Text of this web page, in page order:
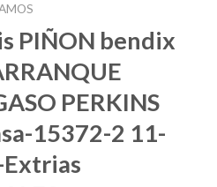
PIÑON bendix
PERKINS
15372-2 11-